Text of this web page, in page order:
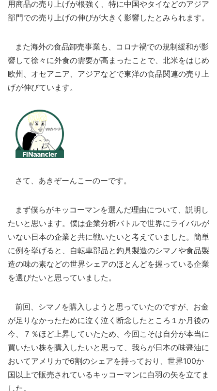
用商品の売り上げが根強く、特に中国やタイなどのアジア
部門での売り上げの伸びが大きく影響したとみられます。
また海外の食品卸売事業も、コロナ禍での規制緩和が影
響して徐々に外食の需要が高まったことで、北米をはじめ
欧州、オセアニア、アジアなどで東洋の食品関連の売り上
げが伸びています。
さて、あきぞーんこーのーです。
まず僕らがキッコーマンを選んだ理由について、説明し
たいと思います。僕は企業分析バトルで世界にライバルが
いない日本の企業と共に戦いたいと考えていました。簡単
に例を挙げると、自転車部品と釣具製造のシマノや食品製
造の味の素などの世界シェアのほとんどを握っている企業
を選びたいと思っていました。
前回、シマノを購入しようと思っていたのですが、お金
が足りなかったために泣く泣く断念したところ１か月後の
今、７％ほど上昇していたため、今回こそは自分が本当に
買いたい株を購入したいと思って、我らが日本の味醤油に
おいてアメリカで6割のシェアを持っており、世界100か
国以上で販売されているキッコーマンに白羽の矢を立てま
した。